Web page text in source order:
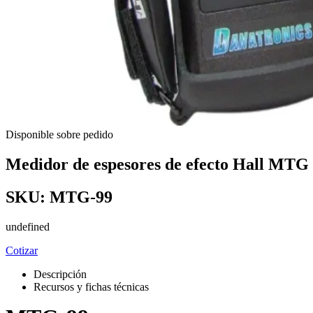
Disponible sobre pedido
Medidor de espesores de efecto Hall MTG
SKU: MTG-99
undefined
Cotizar
Descripción
Recursos y fichas técnicas